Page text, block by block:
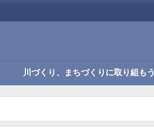
川づくり、まちづくりに取り組もう